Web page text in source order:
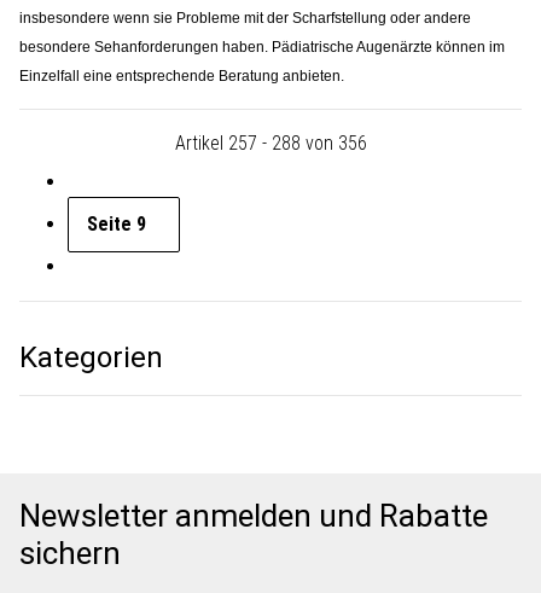
insbesondere wenn sie Probleme mit der Scharfstellung oder andere
besondere Sehanforderungen haben. Pädiatrische Augenärzte können im
Einzelfall eine entsprechende Beratung anbieten.
Artikel 257 - 288 von 356
Seite 9
Kategorien
Newsletter anmelden und Rabatte
sichern